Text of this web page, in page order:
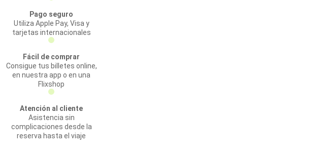
Pago seguro
Utiliza Apple Pay, Visa y
tarjetas internacionales
Fácil de comprar
Consigue tus billetes online,
en nuestra app o en una
Flixshop
Atención al cliente
Asistencia sin
complicaciones desde la
reserva hasta el viaje